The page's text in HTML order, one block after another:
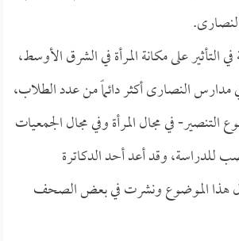
التأثير على مكانة المرأة في الشرق الأوسط،
مدارس النصارى أكثر دائماً من عدد الطلاب،
في مجال المرأة وفي مجال الجمعيات
للدراسة، وقد أعد أحد الدكاترة
هذا الموضوع ونشرت في بعض الصحف